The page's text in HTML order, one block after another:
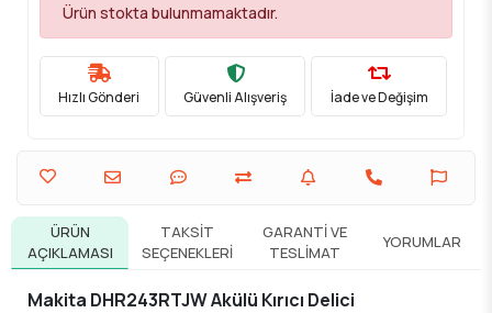
Ürün stokta bulunmamaktadır.
Hızlı Gönderi Güvenli Alışveriş İade ve Değişim
ÜRÜN
AÇIKLAMASI
TAKSIT
SEÇENEKLERI
GARANTI VE
TESLIMAT
YORUMLAR
Makita DHR243RTJW Akülü Kırıcı Delici